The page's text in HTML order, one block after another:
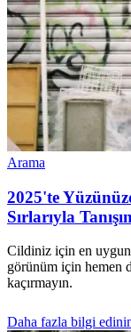
Arama
2025'te
Sırlarıyla Tanışın
Cildiniz için en uygun
görünüm için hemen
kaçırmayın.
Daha fazla bilgi